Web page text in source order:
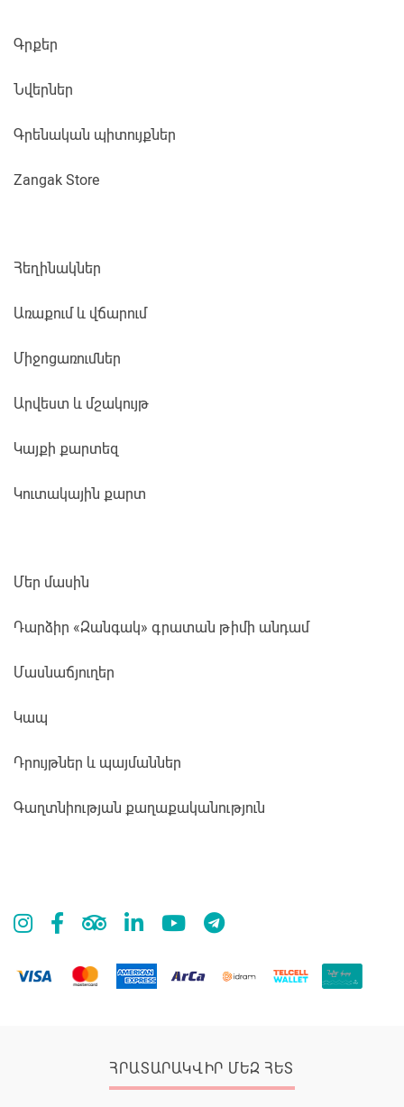
Գրքեր
Նվերներ
Գրենական պիտույքներ
Zangak Store
Հեղինակներ
Առաքում և վճարում
Միջոցառումներ
Արվեստ և մշակույթ
Կայքի քարտեզ
Կուտակային քարտ
Մեր մասին
Դարձիր «Զանգակ» գրատան թիմի անդամ
Մասնաճյուղեր
Կապ
Դրույթներ և պայմաններ
Գաղտնիության քաղաքականություն
ՀՐԱՏԱՐԱԿՎԻՐ ՄԵԶ ՀԵՏ